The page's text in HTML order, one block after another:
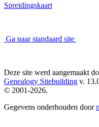
Spreidingskaart
Ga naar standaard site
Deze site werd aangemaakt
Genealogy Sitebuilding v.
© 2001-2026.
Gegevens onderhouden door